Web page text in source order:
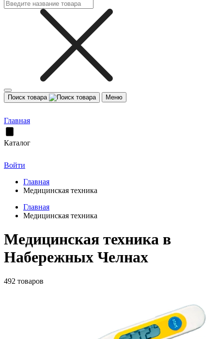
Поиск товара Меню
Главная
Каталог
Войти
Главная
Медицинская техника
Главная
Медицинская техника
Медицинская техника в
Набережных Челнах
492 товаров